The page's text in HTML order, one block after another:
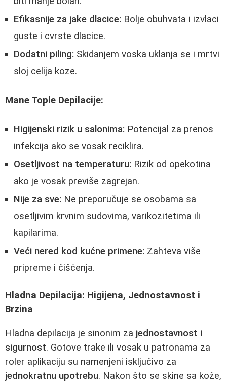
Efikasnije za jake dlacice: Bolje obuhvata i izvlaci
guste i cvrste dlacice.
Dodatni piling: Skidanjem voska uklanja se i mrtvi
sloj celija koze.
Mane Tople Depilacije:
Higijenski rizik u salonima: Potencijal za prenos
infekcija ako se vosak reciklira.
Osetljivost na temperaturu: Rizik od opekotina
ako je vosak previše zagrejan.
Nije za sve: Ne preporučuje se osobama sa
osetljivim krvnim sudovima, varikozitetima ili
kapilarima.
Veći nered kod kućne primene: Zahteva više
pripreme i čišćenja.
Hladna Depilacija: Higijena, Jednostavnost i
Brzina
Hladna depilacija je sinonim za jednostavnost i
sigurnost. Gotove trake ili vosak u patronama za
roler aplikaciju su namenjeni isključivo za
jednokratnu upotrebu. Nakon što se skine sa kože,